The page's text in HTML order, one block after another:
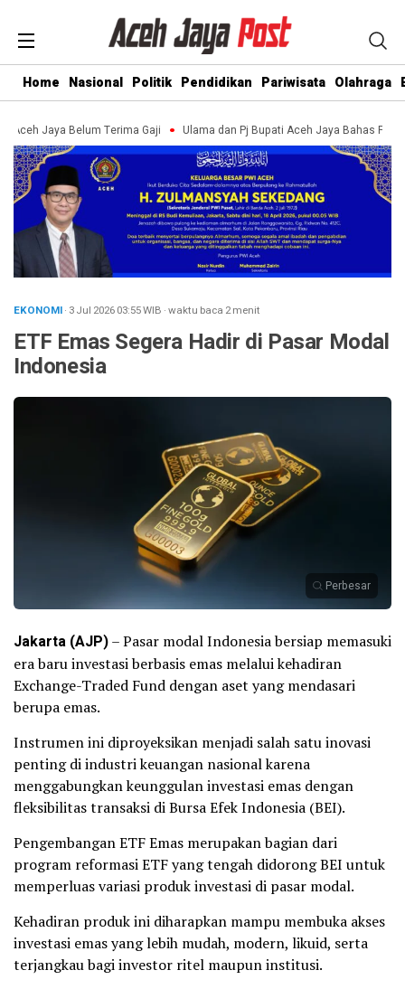
Home Nasional Politik Pendidikan Pariwisata Olahraga
Jaya Belum Terima Gaji Ulama dan Pj Bupati Aceh Jaya Bahas
EKONOMI· 3 Jul 202603:55WIB ·waktu baca 2 menit
ETF Emas Segera Hadir di Pasar Modal
Indonesia
Perbesar
Jakarta (AJP)– Pasar modal Indonesia bersiap memasuki
era baru investasi berbasis emas melalui kehadiran
Exchange-Traded Fund dengan aset yang mendasari
berupa emas.
Instrumen ini diproyeksikan menjadi salah satu inovasi
penting di industri keuangan nasional karena
menggabungkan keunggulan investasi emas dengan
fleksibilitas transaksi di Bursa Efek Indonesia (BEI).
Pengembangan ETF Emas merupakan bagian dari
program reformasi ETF yang tengah didorong BEI untuk
memperluas variasi produk investasi di pasar modal.
Kehadiran produk ini diharapkan mampu membuka akses
investasi emas yang lebih mudah, modern, likuid, serta
terjangkau bagi investor ritel maupun institusi.